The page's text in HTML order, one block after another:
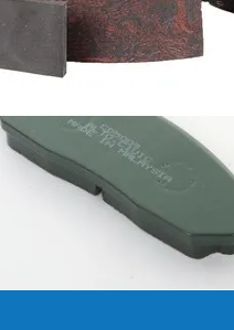
protections de frein de
voiture